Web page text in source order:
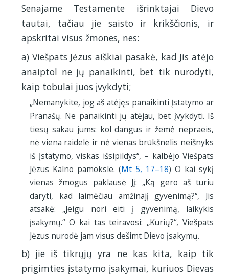
Senajame Testamente išrinktajai Dievo
tautai, tačiau jie saisto ir krikščionis, ir
apskritai visus žmones, nes:
a) Viešpats Jėzus aiškiai pasakė, kad Jis atėjo
anaiptol ne jų panaikinti, bet tik nurodyti,
kaip tobulai juos įvykdyti;
„Nemanykite, jog aš atėjęs panaikinti Įstatymo ar
Pranašų. Ne panaikinti jų atėjau, bet įvykdyti. Iš
tiesų sakau jums: kol dangus ir žemė nepraeis,
nė viena raidelė ir nė vienas brūkšnelis neišnyks
iš Įstatymo, viskas išsipildys“, – kalbėjo Viešpats
Jėzus Kalno pamoksle. (Mt 5, 17–18) O kai sykį
vienas žmogus paklausė Jį: „Ką gero aš turiu
daryti, kad laimėčiau amžinajį gyvenimą?“, Jis
atsakė: „Jeigu nori eiti į gyvenimą, laikykis
įsakymų.“ O kai tas teiravosi: „Kurių?“, Viešpats
Jėzus nurodė jam visus dešimt Dievo įsakymų.
b) jie iš tikrųjų yra ne kas kita, kaip tik
prigimties įstatymo įsakymai, kuriuos Dievas